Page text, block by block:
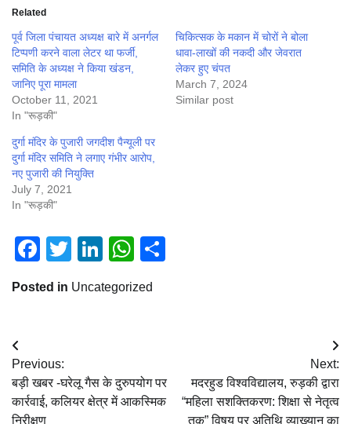
Related
पूर्व जिला पंचायत अध्यक्ष बारे में अनर्गल
टिप्पणी करने वाला लेटर था फर्जी,
समिति के अध्यक्ष ने किया खंडन,
जानिए पूरा मामला
October 11, 2021
In "रूड़की"
चिकित्सक के मकान में चोरों ने बोला
धावा-लाखों की नकदी और जेवरात
लेकर हुए चंपत
March 7, 2024
Similar post
दुर्गा मंदिर के पुजारी जगदीश पैन्यूली पर
दुर्गा मंदिर समिति ने लगाए गंभीर आरोप,
नए पुजारी की नियुक्ति
July 7, 2021
In "रूड़की"
Facebook
TwitterLinkedIn
WhatsApp
Posted in Uncategorized
Post
navigation
Previous:
बड़ी खबर -घरेलू गैस के दुरुपयोग पर
कार्रवाई, कलियर क्षेत्र में आकस्मिक
निरीक्षण
Next:
मदरहुड विश्वविद्यालय, रुड़की द्वारा
“महिला सशक्तिकरण: शिक्षा से नेतृत्व
तक” विषय पर अतिथि व्याख्यान का